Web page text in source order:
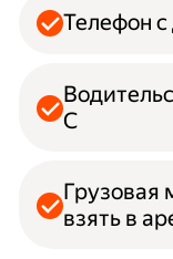
Телефон с
С
Грузовая
взять в